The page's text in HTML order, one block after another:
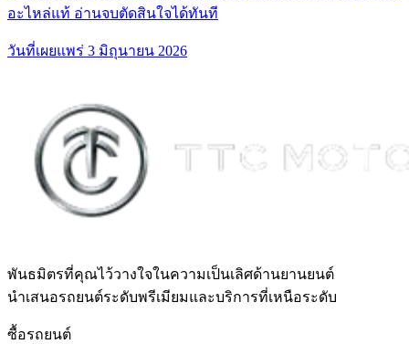
อะไหล่แท้ อ่านจบตัดสินใจได้ทันที
วันที่เผยแพร่ 3 มิถุนายน 2026
พันธมิตรที่คุณไว้วางใจในความเป็นเลิศด้านยานยนต์
นำเสนอรถยนต์ระดับพรีเมียมและบริการที่เหนือระดับ
ซื้อรถยนต์